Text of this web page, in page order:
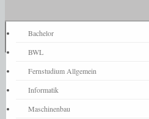
Bachelor
BWL
Fernstudium Allgemein
Informatik
Maschinenbau